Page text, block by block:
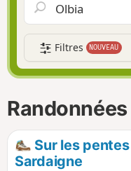
Filtres NOUVEAU
Sur les
Sardaigne